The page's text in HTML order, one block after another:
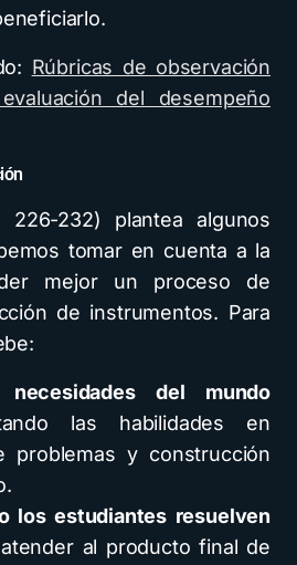
Rúbricas de observación
del desempeño
226-232) plantea algunos
tomar en cuenta a la
mejor un proceso de
de instrumentos. Para
del mundo
las habilidades en
problemas y construcción
los estudiantes resuelven
al producto final de